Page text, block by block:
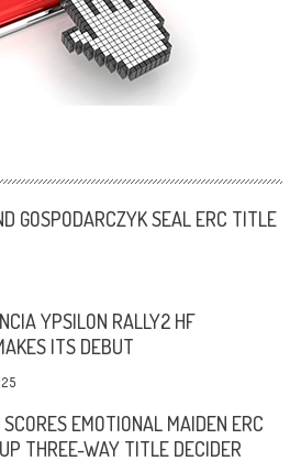
GOSPODARCZYK SEAL ERC TITLE
YPSILON RALLY2 HF
ITS DEBUT
EMOTIONAL MAIDEN ERC
THREE-WAY TITLE DECIDER